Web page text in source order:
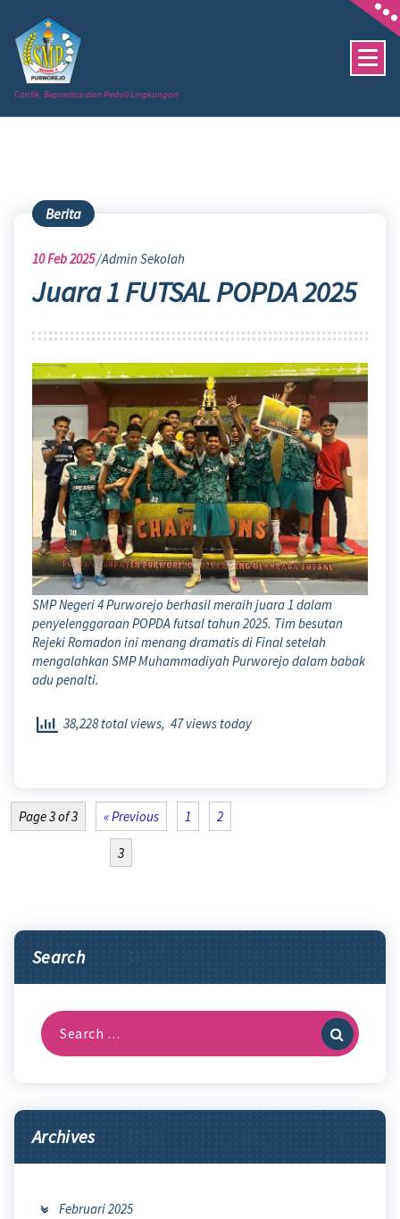
content
Cantik, Beprestasi dan Peduli Lingkungan
Berita
10Feb 2025 Admin Sekolah
Juara 1 FUTSAL POPDA 2025
SMP Negeri 4 Purworejo berhasil meraih juara 1 dalam
penyelenggaraan POPDA futsal tahun 2025. Tim besutan
Rejeki Romadon ini menang dramatis di Final setelah
mengalahkan SMP Muhammadiyah Purworejo dalam babak
adu penalti.
38,228 total views, 47 views today
Page 3 of 3 « Previous 1 2
3
Search
Search
for:
Archives
Februari 2025